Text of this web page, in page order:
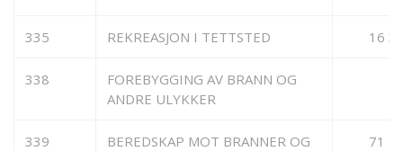
335 REKREASJON I TETTSTED 16
338
FOREBYGGING AV BRANN OG
ANDRE ULYKKER
339
BEREDSKAP MOT BRANNER OG
71